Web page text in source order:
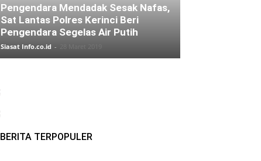
Pengendara Mendadak Sesak Nafas,
Sat Lantas Polres Kerinci Beri
Pengendara Segelas Air Putih
Siasat Info.co.id -
BERITA TERPOPULER